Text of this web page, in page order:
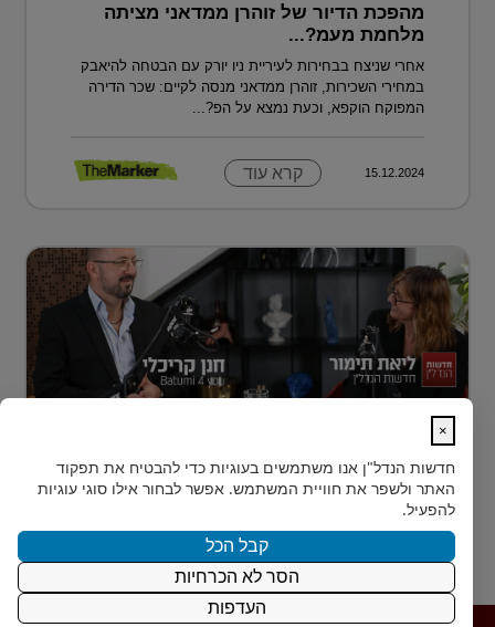
מהפכת הדיור של זוהרן ממדאני מציתה
מלחמת מעמ?...
אחרי שניצח בבחירות לעיריית ניו יורק עם הבטחה להיאבק
במחירי השכירות, זוהרן ממדאני מנסה לקיים: שכר הדירה
המפוקח הוקפא, וכעת נמצא על הפ?...
15.12.2024 קרא עוד
הראשון?
רבים מאיתנו הישראלים חולמים על השקעת נדל״ן – אבל
נתקעים בשלב הראשון.
15.12.2024 קרא עוד
×
חדשות הנדל"ן אנו משתמשים בעוגיות כדי להבטיח את תפקוד
האתר ולשפר את חוויית המשתמש. אפשר לבחור אילו סוגי עוגיות
להפעיל.
קבל הכל
הסר לא הכרחיות
העדפות